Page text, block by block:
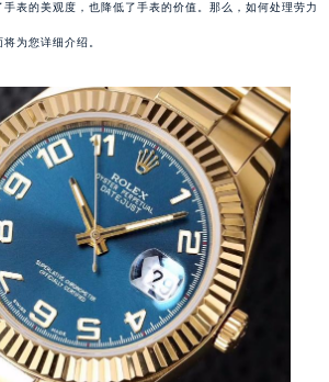
表的美观度，也降低了手表的价值。那么，如何处理劳力
为您详细介绍。